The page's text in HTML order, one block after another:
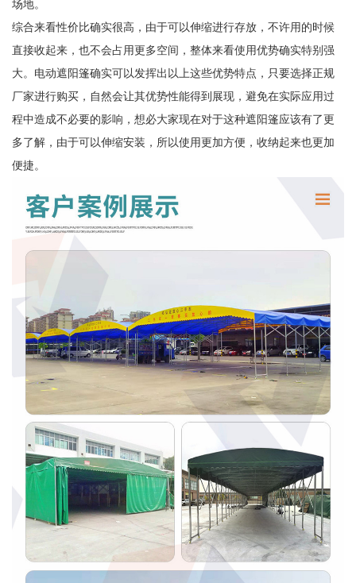
场地。
综合来看性价比确实很高，由于可以伸缩进行存放，不许用的时候
直接收起来，也不会占用更多空间，整体来看使用优势确实特别强
大。电动遮阳篷确实可以发挥出以上这些优势特点，只要选择正规
厂家进行购买，自然会让其优势性能得到展现，避免在实际应用过
程中造成不必要的影响，想必大家现在对于这种遮阳篷应该有了更
多了解，由于可以伸缩安装，所以使用更加方便，收纳起来也更加
便捷。